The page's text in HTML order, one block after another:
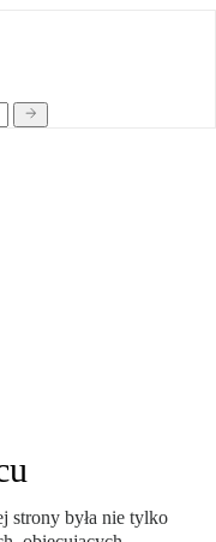
strony była nie tylko